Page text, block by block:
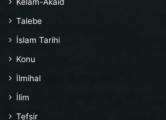
Talebe
İslam Tarihi
Konu
İlmihal
İlim
Tefsir